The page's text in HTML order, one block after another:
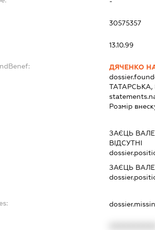
30575357
13.10.99
ДЯЧЕНКО
ТАТАРСЬКА,
Розмір
ЗАЄЦЬ
ВІДСУТНІ
ЗАЄЦЬ